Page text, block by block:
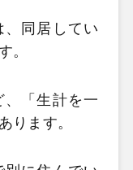
、同居してい
。
、「生計を一
ります。